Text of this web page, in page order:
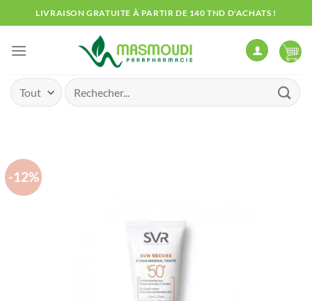
au
contenu
LIVRAISON GRATUITE À PARTIR DE 140 TND D'ACHATS !
Recherche
pour :
-12%